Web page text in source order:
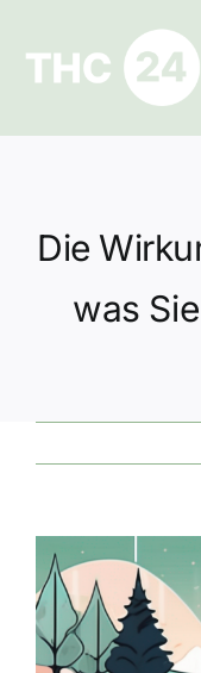
springen
Ratgeber
Datenschutz
Die
was
Zeige
grösseres
Bild